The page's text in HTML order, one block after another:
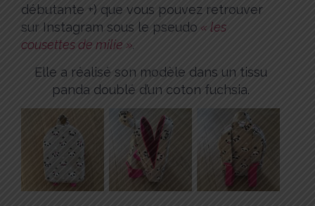
débutante +) que vous pouvez retrouver
sur Instagram sous le pseudo « les
cousettes de milie ».
Elle a réalisé son modèle dans un tissu
panda doublé d’un coton fuchsia.